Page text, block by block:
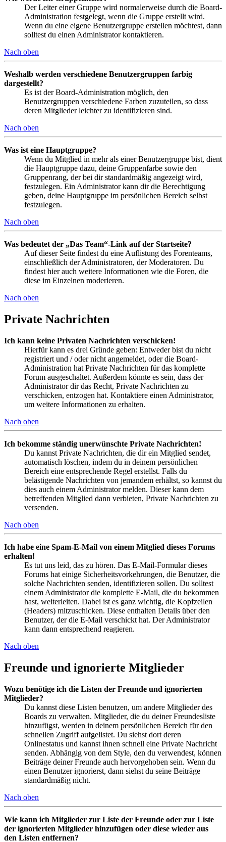
Der Leiter einer Gruppe wird normalerweise durch die Board-
Administration festgelegt, wenn die Gruppe erstellt wird.
Wenn du eine eigene Benutzergruppe erstellen möchtest, dann
solltest du einen Administrator kontaktieren.
Nach oben
Weshalb werden verschiedene Benutzergruppen farbig
dargestellt?
Es ist der Board-Administration möglich, den
Benutzergruppen verschiedene Farben zuzuteilen, so dass
deren Mitglieder leichter zu identifizieren sind.
Nach oben
Was ist eine Hauptgruppe?
Wenn du Mitglied in mehr als einer Benutzergruppe bist, dient
die Hauptgruppe dazu, deine Gruppenfarbe sowie den
Gruppenrang, der bei dir standardmäßig angezeigt wird,
festzulegen. Ein Administrator kann dir die Berechtigung
geben, deine Hauptgruppe im persönlichen Bereich selbst
festzulegen.
Nach oben
Was bedeutet der „Das Team“-Link auf der Startseite?
Auf dieser Seite findest du eine Auflistung des Forenteams,
einschließlich der Administratoren, der Moderatoren. Du
findest hier auch weitere Informationen wie die Foren, die
diese im Einzelnen moderieren.
Nach oben
Private Nachrichten
Ich kann keine Privaten Nachrichten verschicken!
Hierfür kann es drei Gründe geben: Entweder bist du nicht
registriert und / oder nicht angemeldet, oder die Board-
Administration hat Private Nachrichten für das komplette
Forum ausgeschaltet. Außerdem könnte es sein, dass der
Administrator dir das Recht, Private Nachrichten zu
verschicken, entzogen hat. Kontaktiere einen Administrator,
um weitere Informationen zu erhalten.
Nach oben
Ich bekomme ständig unerwünschte Private Nachrichten!
Du kannst Private Nachrichten, die dir ein Mitglied sendet,
automatisch löschen, indem du in deinem persönlichen
Bereich eine entsprechende Regel erstellst. Falls du
belästigende Nachrichten von jemandem erhältst, so kannst du
dies auch einem Administrator melden. Dieser kann dem
betreffenden Mitglied dann verbieten, Private Nachrichten zu
versenden.
Nach oben
Ich habe eine Spam-E-Mail von einem Mitglied dieses Forums
erhalten!
Es tut uns leid, das zu hören. Das E-Mail-Formular dieses
Forums hat einige Sicherheitsvorkehrungen, die Benutzer, die
solche Nachrichten senden, identifizieren sollen. Du solltest
einem Administrator die komplette E-Mail, die du bekommen
hast, weiterleiten. Dabei ist es ganz wichtig, die Kopfzeilen
(Headers) mitzuschicken. Diese enthalten Details über den
Benutzer, der die E-Mail verschickt hat. Der Administrator
kann dann entsprechend reagieren.
Nach oben
Freunde und ignorierte Mitglieder
Wozu benötige ich die Listen der Freunde und ignorierten
Mitglieder?
Du kannst diese Listen benutzen, um andere Mitglieder des
Boards zu verwalten. Mitglieder, die du deiner Freundesliste
hinzufügst, werden in deinem persönlichen Bereich für den
schnellen Zugriff aufgelistet. Du siehst dort deren
Onlinestatus und kannst ihnen schnell eine Private Nachricht
senden. Abhängig von dem Style, den du verwendest, können
Beiträge deiner Freunde auch hervorgehoben sein. Wenn du
einen Benutzer ignorierst, dann siehst du seine Beiträge
standardmäßig nicht.
Nach oben
Wie kann ich Mitglieder zur Liste der Freunde oder zur Liste
der ignorierten Mitglieder hinzufügen oder diese wieder aus
den Listen entfernen?